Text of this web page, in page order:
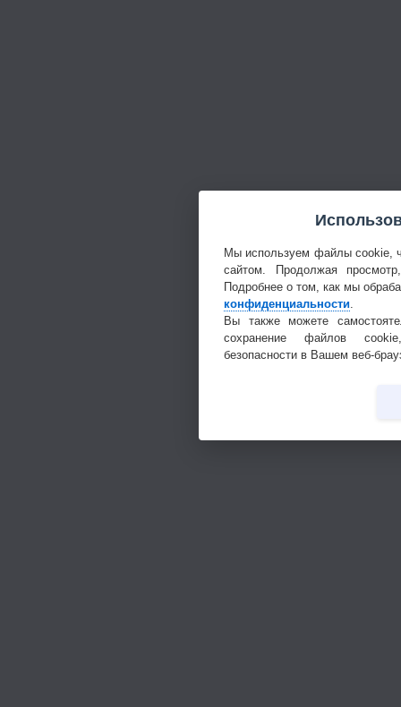
Мы используем файлы cookie,
сайтом. Продолжая
Подробнее о том, как мы
конфиденциальности
Вы также можете
сохранение файлов
безопасности в Вашем веб-